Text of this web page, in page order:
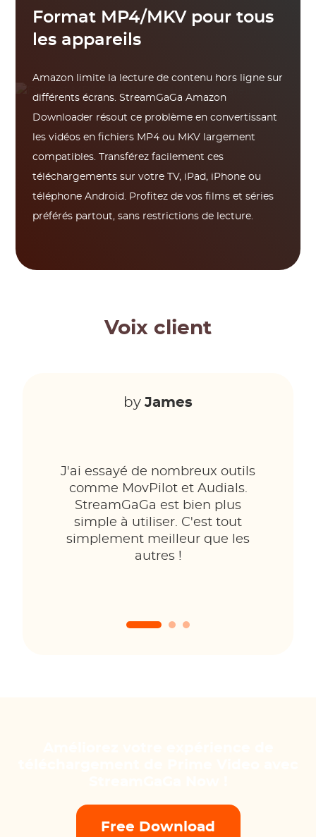
Format MP4/MKV pour tous
les appareils
Amazon limite la lecture de contenu hors ligne sur
différents écrans. StreamGaGa Amazon
Downloader résout ce problème en convertissant
les vidéos en fichiers MP4 ou MKV largement
compatibles. Transférez facilement ces
téléchargements sur votre TV, iPad, iPhone ou
téléphone Android. Profitez de vos films et séries
préférés partout, sans restrictions de lecture.
Voix client
by James
J'ai essayé de nombreux outils
comme MovPilot et Audials.
StreamGaGa est bien plus
simple à utiliser. C'est tout
simplement meilleur que les
autres !
Free Download